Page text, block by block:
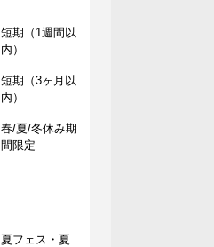
短期（1週間以
内）
短期（3ヶ月以
内）
春/夏/冬休み期
間限定
夏フェス・夏